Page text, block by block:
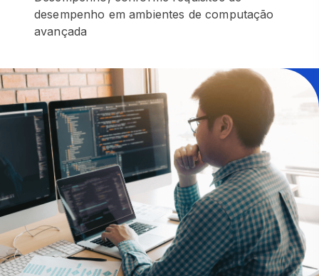
desempenho em ambientes de computação
avançada